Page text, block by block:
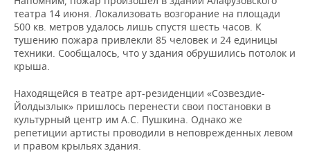
театра 14 июня. Локализовать возгорание на площади
500 кв. метров удалось лишь спустя шесть часов. К
тушению пожара привлекли 85 человек и 24 единицы
техники. Сообщалось, что у здания обрушились потолок и
крыша.
Находящейся в театре арт-резиденции «Созвездие-
Йолдызлык» пришлось перенести свои постановки в
культурный центр им А.С. Пушкина. Однако же
репетиции артисты проводили в неповрежденных левом
и правом крыльях здания.